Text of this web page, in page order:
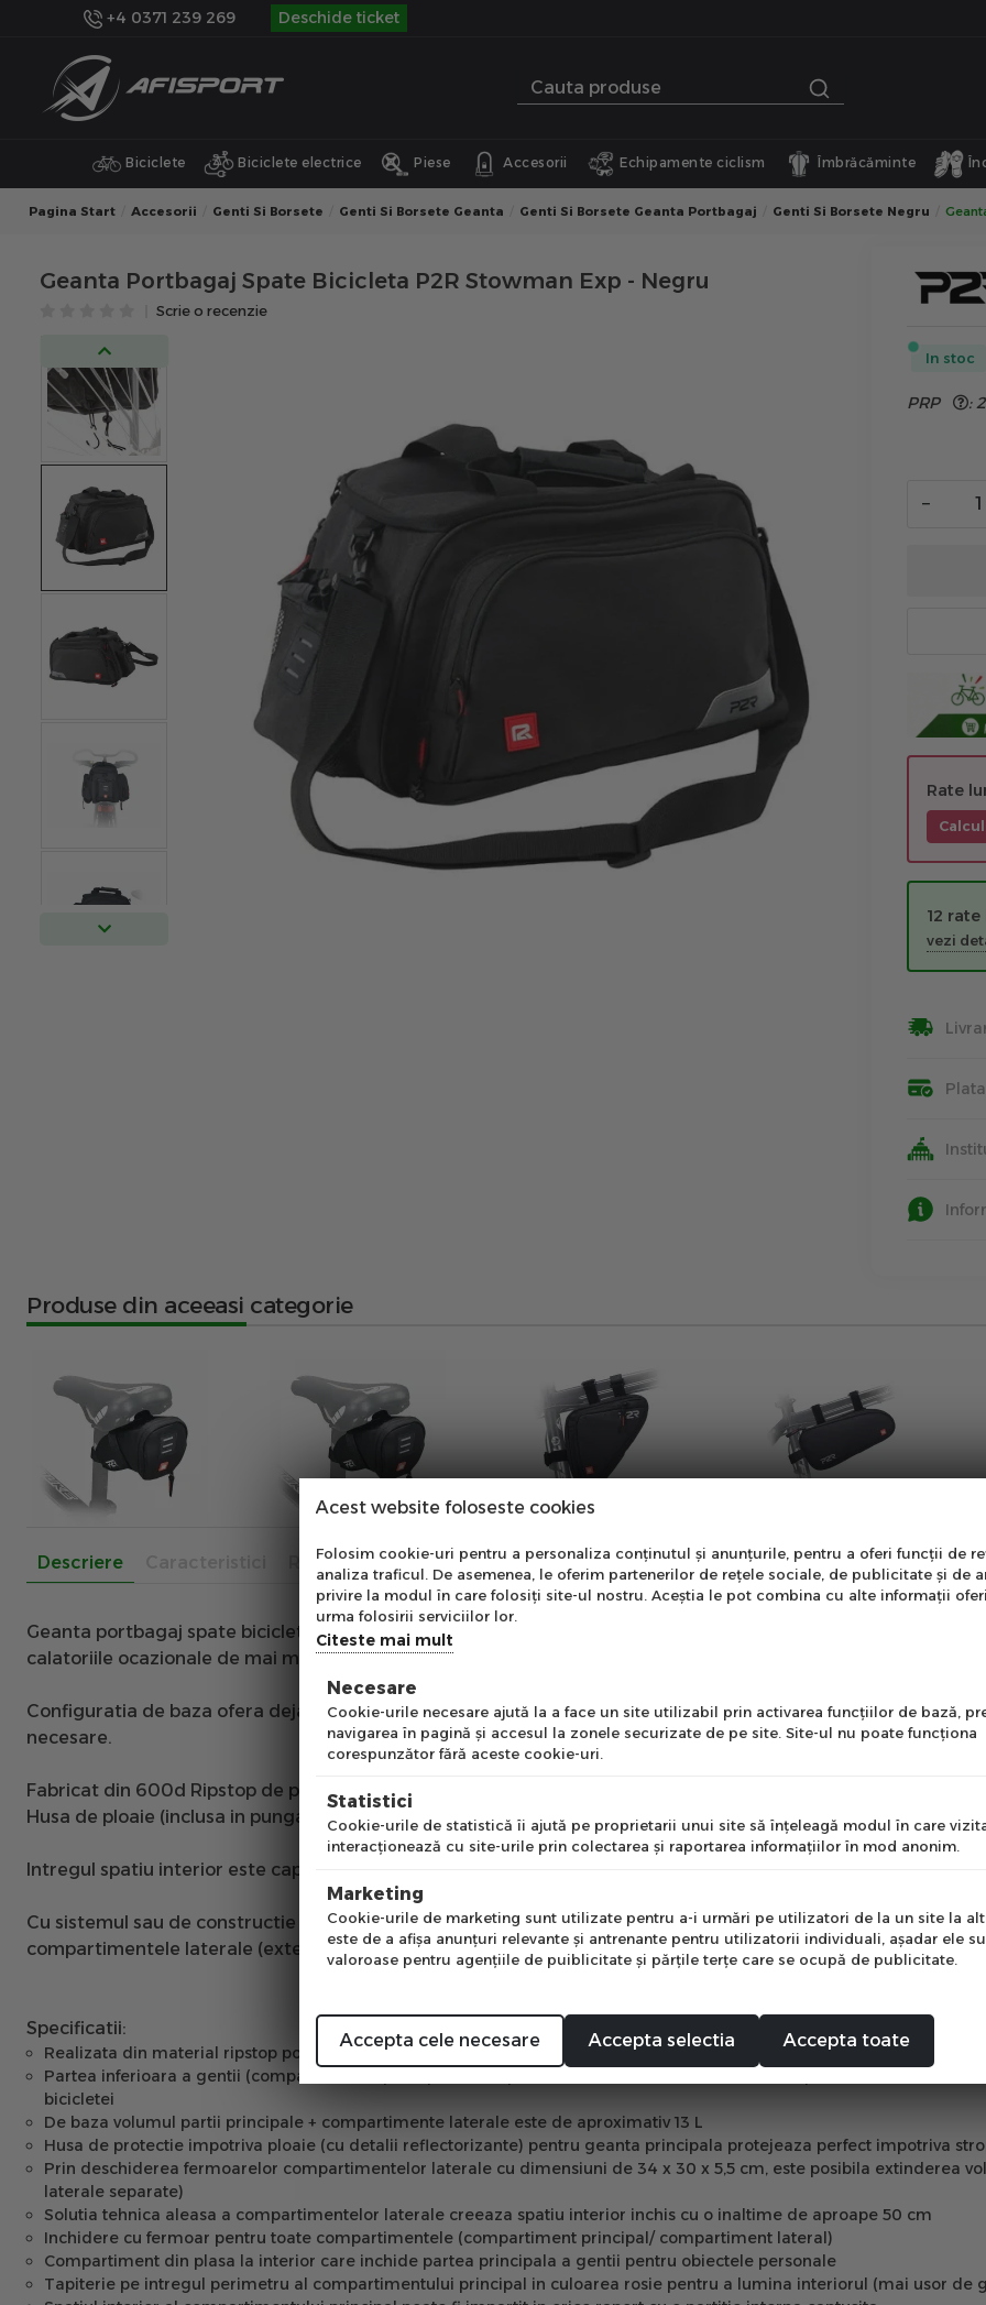
+4 0371 239 269 Deschide ticket
Biciclete Biciclete electrice Piese Accesorii Echipamente ciclism Îmbrăcăminte
Pagina Start Accesorii Genti Si Borsete Genti Si Borsete Geanta Genti Si Borsete Geanta Portbagaj Genti Si Borsete Negru
Geanta Portbagaj Spate Bicicleta P2R Stowman Exp - Negru
Scrie o recenzie
In stoc
PRP :
−
Rate
12
vezi
Produse din aceeasi categorie
Descriere Recenzii
Geanta portbagaj spate bicicleta P2R Stowman Exp
este o geanta ciclism de transport cu un volum total de
calatoriile ocazionale de mai multe zile sau pentru a transporta obiecte pe bicicleta cu un volum mai mare
Configuratia de baza ofera deja un volum de 13 L, care este suficient pentru plimbarea cu bicicleta in fiecare
necesare.
Fabricat din 600d Ripstop de poliester in combinatie cu acoperire artificiala + acoperire TPU, este rezistent la
Husa de ploaie (inclusa in punga) creste nivelul de rezistenta si protejeaza continutul spatiului interior
Intregul spatiu interior este captusit cu burete pentru o mai buna amortizare a vibratiilor de pe drum.
Cu sistemul sau de constructie si fixare, este proiectat pentru bicicletele cu cadru superior, care ofera
compartimentele laterale (extensibile) la partea de jos folosind Zippers Velcro
Specificatii:
Realizata din material ripstop poliester 600D
Partea inferioara a gentii (compartimentul principal si compartimentul lateral) din material TPU pentru o rezistenta
bicicletei
De baza volumul partii principale + compartimente laterale este de aproximativ 13 L
Husa de protectie impotriva ploaie (cu detalii reflectorizante) pentru geanta principala protejeaza perfect impotriva
Prin deschiderea fermoarelor compartimentelor laterale cu dimensiuni de 34 x 30 x 5,5 cm, este posibila extinderea
laterale separate)
Solutia tehnica aleasa a compartimentelor laterale creeaza spatiu interior inchis cu o inaltime de aproape 50 cm
Inchidere cu fermoar pentru toate compartimentele (compartiment principal/ compartiment lateral)
Compartiment din plasa la interior care inchide partea principala a gentii pentru obiectele personale
Tapiterie pe intregul perimetru al compartimentului principal in culoarea rosie pentru a lumina interiorul (mai usor de
Acest website foloseste cookies
Folosim cookie-uri pentru a personaliza conținutul și anunțurile, pentru a oferi funcții de
analiza traficul. De asemenea, le oferim partenerilor de rețele sociale, de publicitate și de
privire la modul în care folosiți site-ul nostru. Aceștia le pot combina cu alte informații
urma folosirii serviciilor lor.
Citeste mai mult
Necesare
Cookie-urile necesare ajută la a face un site utilizabil prin activarea funcţiilor de bază,
navigarea în pagină şi accesul la zonele securizate de pe site. Site-ul nu poate funcţiona
corespunzător fără aceste cookie-uri.
Statistici
Cookie-urile de statistică îi ajută pe proprietarii unui site să înţeleagă modul în care
interacţionează cu site-urile prin colectarea şi raportarea informaţiilor în mod anonim.
Marketing
Cookie-urile de marketing sunt utilizate pentru a-i urmări pe utilizatori de la un site la
este de a afişa anunţuri relevante şi antrenante pentru utilizatorii individuali, aşadar ele
valoroase pentru agenţiile de puiblicitate şi părţile terţe care se ocupă de publicitate.
Accepta cele necesare Accepta selectia Accepta toate
Abonare Newsletter
Abonează-te la newsletter
pentru a primi cele mai noi
Mă abonez